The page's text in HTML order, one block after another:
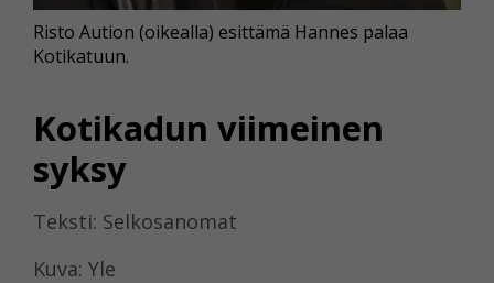
Kotikadun viimeinen
syksy
Teksti: Selkosanomat
Kuva: Yle
Risto Aution (oikealla) esittämä Hannes palaa
Kotikatuun.